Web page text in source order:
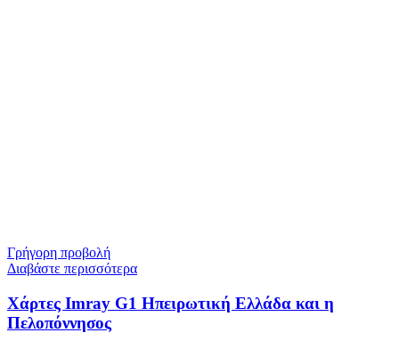
Γρήγορη προβολή
Διαβάστε περισσότερα
Χάρτες Imray G1 Ηπειρωτική Ελλάδα και η
Πελοπόννησος